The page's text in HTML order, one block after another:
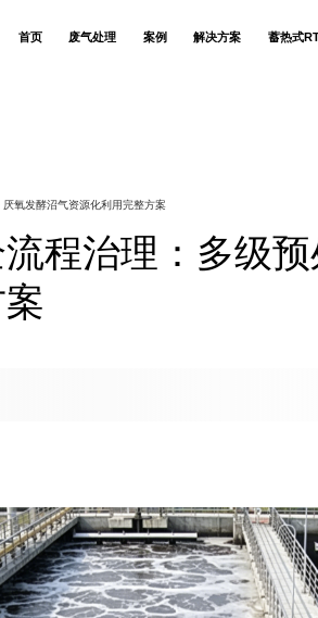
首页 废气处理
吸附脱附技术 氧化除臭技术
湿电除尘技术 布袋除尘技术
风风逆流换热技术
案例 解决方案
污水站生化段恶 生物发酵制药恶
电动车喷涂车间 热镀锌酸洗池盐
炒酱（调味酱包）气 动物无害化恶臭
硅基芯片生产废
蓄热式
相关案例
RTO焚烧炉 喷淋塔
废水处理知识
行业动态
氧发酵沼气资源化利用完整方案
程治理：多级